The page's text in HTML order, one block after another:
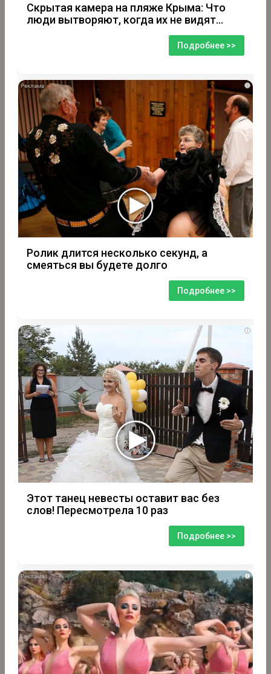
Скрытая камера на пляже Крыма: Что
люди вытворяют, когда их не видят...
Подробнее >>
i
Ролик длится несколько секунд, а
смеяться вы будете долго
Подробнее >>
i
Этот танец невесты оставит вас без
слов! Пересмотрела 10 раз
Подробнее >>
i